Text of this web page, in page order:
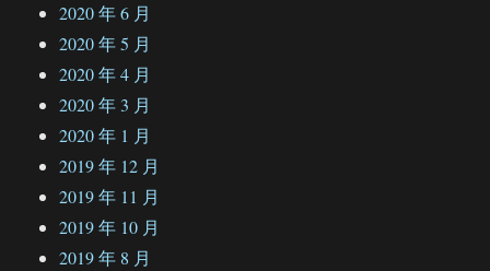
2020 年 6 月
2020 年 5 月
2020 年 4 月
2020 年 3 月
2020 年 1 月
2019 年 12 月
2019 年 11 月
2019 年 10 月
2019 年 8 月